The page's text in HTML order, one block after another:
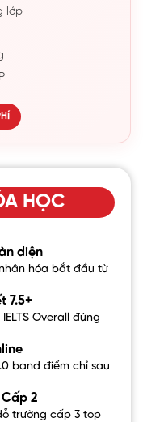
lớp
HỌC
diện
hóa bắt đầu từ
7.5+
Overall đứng
band điểm chỉ sau
Cấp 2
trường cấp 3 top